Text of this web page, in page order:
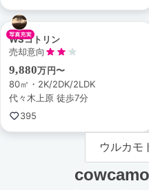
WSコトリン
売却意向
9,880万円〜
80㎡・2K/2DK/2LDK
代々木上原 徒歩7分
395
ウルカモ